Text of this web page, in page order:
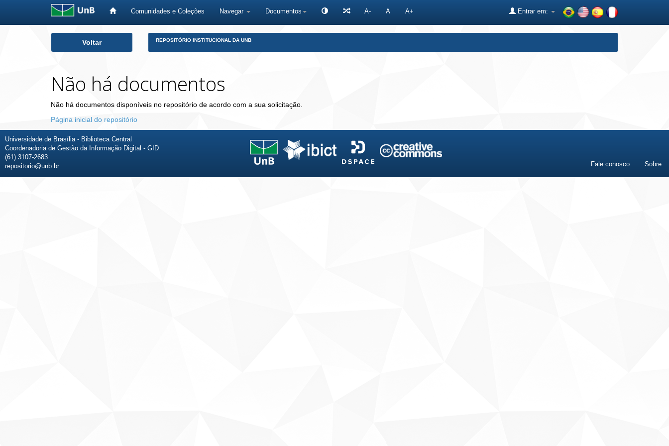
Comunidades e Coleções Navegar Documentos A- A A+ Entrar em:
Voltar REPOSITÓRIO INSTITUCIONAL DA UNB
Não há documentos
Não há documentos disponíveis no repositório de acordo com a sua solicitação.
Página inicial do repositório
Universidade de Brasília - Biblioteca Central
Coordenadoria de Gestão da Informação Digital - GID
(61) 3107-2683
repositorio@unb.br
Fale conosco Sobre